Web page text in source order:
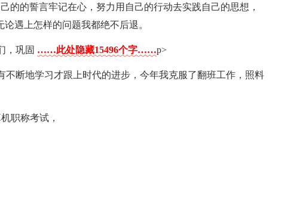
的的誓言牢记在心，努力用自己的行动去实践自己的思想，
遇上怎样的问题我都绝不后退。
，巩固 ……此处隐藏15496个字……p>
不断地学习才跟上时代的进步，今年我克服了翻班工作，照料
职称考试，